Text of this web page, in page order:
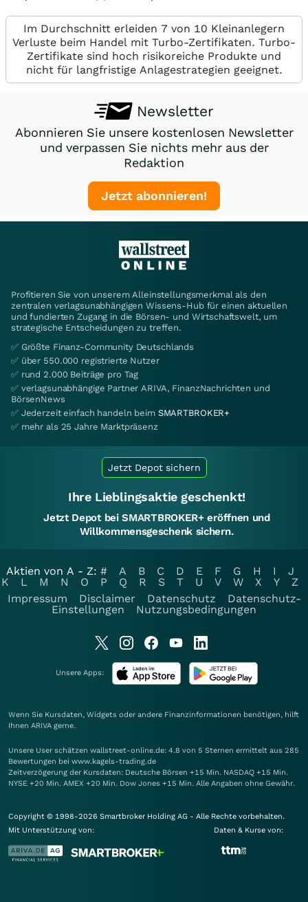
Im Durchschnitt erleiden 7 von 10 Kleinanlegern
Verluste beim Handel mit Turbo-Zertifikaten. Turbo-
Zertifikate sind hoch risikoreiche Produkte und
nicht für langfristige Anlagestrategien geeignet.
Newsletter
Abonnieren Sie unsere kostenlosen Newsletter
und verpassen Sie nichts mehr aus der
Redaktion
Jetzt abonnieren!
Profitieren Sie von unserem Alleinstellungsmerkmal als den
zentralen verlagsunabhängigen Wissens-Hub für einen aktuellen
und fundierten Zugang in die Börsen- und Wirtschaftswelt, um
strategische Entscheidungen zu treffen.
✅ Größte Finanz-Community Deutschlands
✅ über 550.000 registrierte Nutzer
✅ rund 2.000 Beiträge pro Tag
✅ verlagsunabhängige Partner ARIVA, FinanzNachrichten und
BörsenNews
✅ Jederzeit einfach handeln beim SMARTBROKER+
✅ mehr als 25 Jahre Marktpräsenz
Jetzt Depot sichern
Ihre Lieblingsaktie geschenkt!
Jetzt Depot bei SMARTBROKER+ eröffnen und
Willkommensgeschenk sichern.
Aktien von A - Z: # A B C D E F G H I
J
K
L M N O P Q R S T U V W X Y
Z
Impressum
Disclaimer Datenschutz
Datenschutz-
Einstellungen
Nutzungsbedingungen
Unsere Apps:
Wenn Sie Kursdaten, Widgets oder andere Finanzinformationen benötigen, hilft
Ihnen ARIVA gerne.
Unsere User schätzen wallstreet-online.de: 4.8 von 5 Sternen ermittelt aus 285
Bewertungen bei www.kagels-trading.de
Zeitverzögerung der Kursdaten: Deutsche Börsen +15 Min. NASDAQ +15 Min.
NYSE +20 Min. AMEX +20 Min. Dow Jones +15 Min. Alle Angaben ohne Gewähr.
Copyright © 1998-2026 Smartbroker Holding AG - Alle Rechte vorbehalten.
Mit Unterstützung von:
Daten & Kurse von: